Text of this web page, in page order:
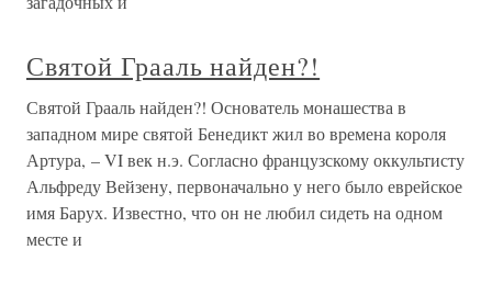
Святой Грааль найден?!
Святой Грааль найден?! Основатель монашества в
западном мире святой Бенедикт жил во времена короля
Артура, – VI век н.э. Согласно французскому оккультисту
Альфреду Вейзену, первоначально у него было еврейское
имя Барух. Известно, что он не любил сидеть на одном
месте и